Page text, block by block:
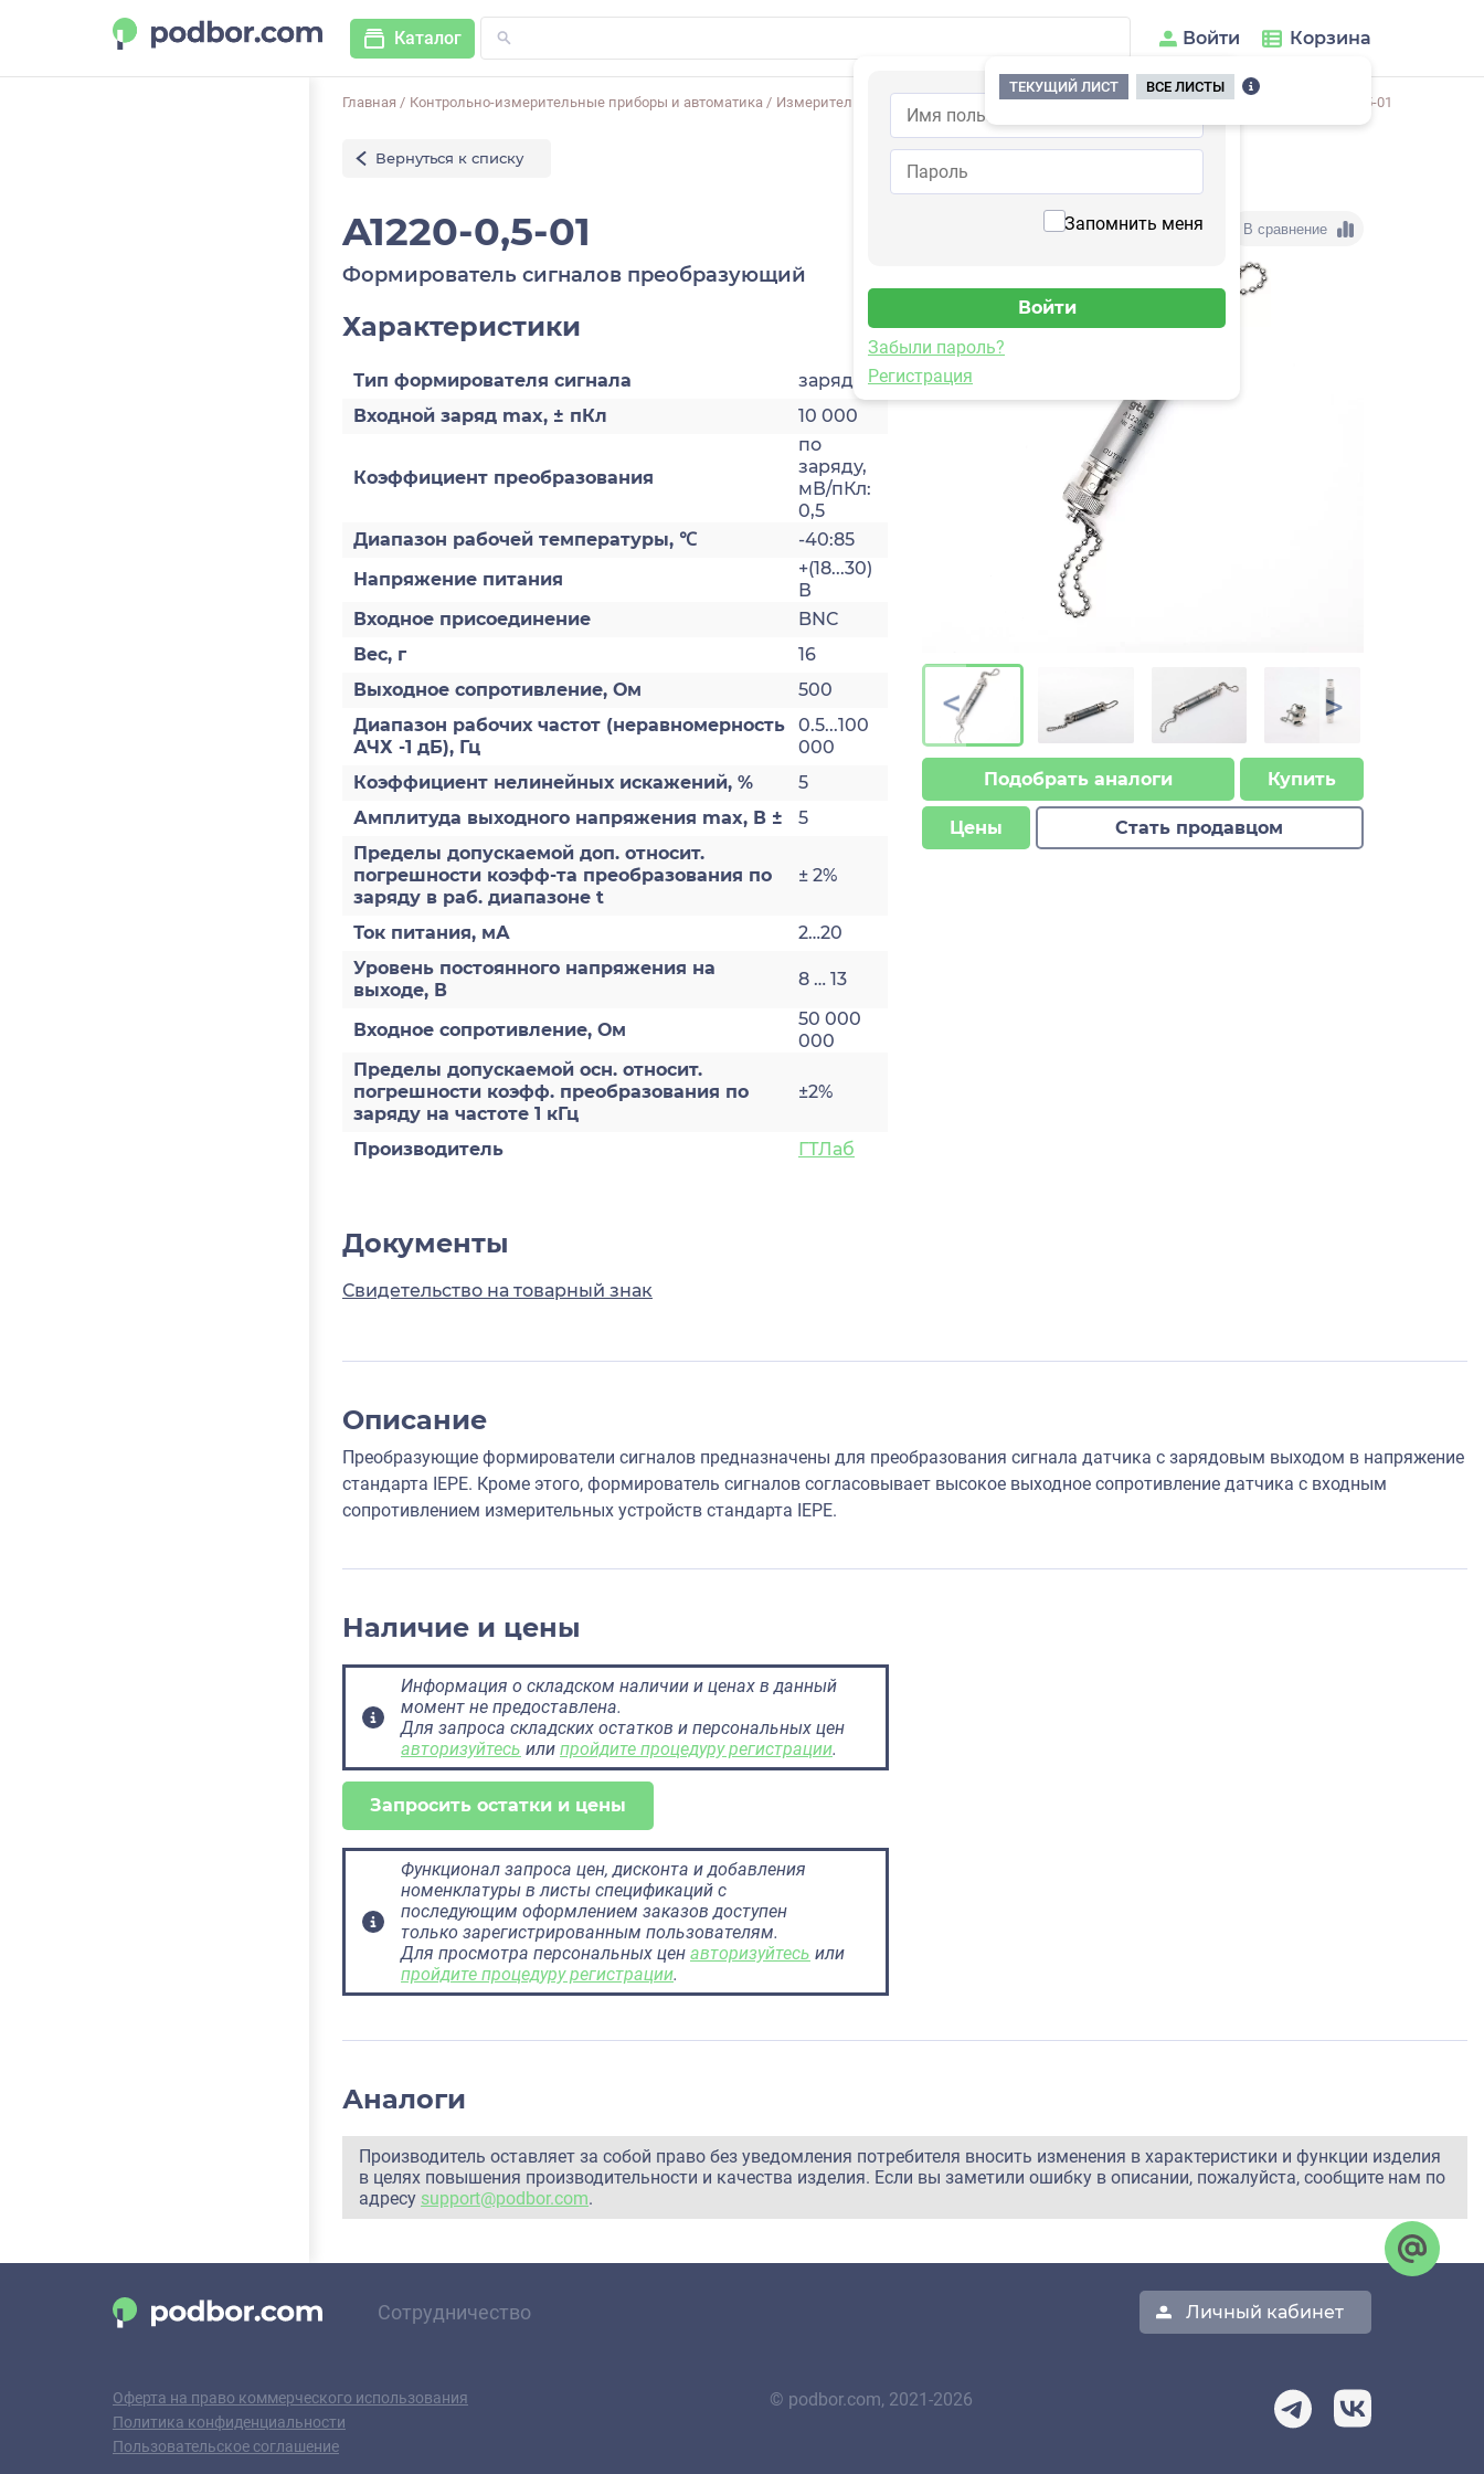
Каталог Войти
Запомнить меня
Забыли пароль?
Регистрация
Корзина
ТЕКУЩИЙ ЛИСТ
ВСЕ ЛИСТЫ
Главная / Контрольно-измерительные приборы и автоматика / Измерительное оборудование Формирователи сигналов / Преобразующие A1220-0,5-01
Вернуться к списку
A1220-0,5-01
Формирователь сигналов преобразующий
Характеристики
Тип формирователя сигнала
заряда
Входной заряд max, ± пКл
10 000
Коэффициент преобразования
по
заряду,
мВ/пКл:
0,5
Диапазон рабочей температуры, ℃
-40:85
Напряжение питания
+(18...30)
В
Входное присоединение
BNC
Вес, г
16
Выходное сопротивление, Ом
500
Диапазон рабочих частот (неравномерность
АЧХ -1 дБ), Гц
0.5...100
000
Коэффициент нелинейных искажений, %
5
Амплитуда выходного напряжения max, В ±
5
Пределы допускаемой доп. относит.
погрешности коэфф-та преобразования по
заряду в раб. диапазоне t
± 2%
Ток питания, мА
2…20
Уровень постоянного напряжения на
выходе, В
8 … 13
Входное сопротивление, Ом
50 000
000
Пределы допускаемой осн. относит.
погрешности коэфф. преобразования по
заряду на частоте 1 кГц
±2%
Производитель ГТЛаб
В сравнение
> >
Подобрать аналоги Купить
Цены Стать продавцом
Документы
Свидетельство на товарный знак
Описание
Преобразующие формирователи сигналов предназначены для преобразования сигнала датчика с зарядовым выходом в напряжение
стандарта IEPE. Кроме этого, формирователь сигналов согласовывает высокое выходное сопротивление датчика с входным
сопротивлением измерительных устройств стандарта IEPE.
Наличие и цены
Информация о складском наличии и ценах в данный
момент не предоставлена.
Для запроса складских остатков и персональных цен
авторизуйтесь или пройдите процедуру регистрации.
Запросить остатки и цены
Функционал запроса цен, дисконта и добавления
номенклатуры в листы спецификаций с
последующим оформлением заказов доступен
только зарегистрированным пользователям.
Для просмотра персональных цен авторизуйтесь или
пройдите процедуру регистрации.
Аналоги
Производитель оставляет за собой право без уведомления потребителя вносить изменения в характеристики и функции изделия
в целях повышения производительности и качества изделия. Если вы заметили ошибку в описании, пожалуйста, сообщите нам по
адресу support@podbor.com.
Сотрудничество Личный кабинет
Оферта на право коммерческого использования
Политика конфиденциальности
Пользовательское соглашение
© podbor.com, 2021-2026